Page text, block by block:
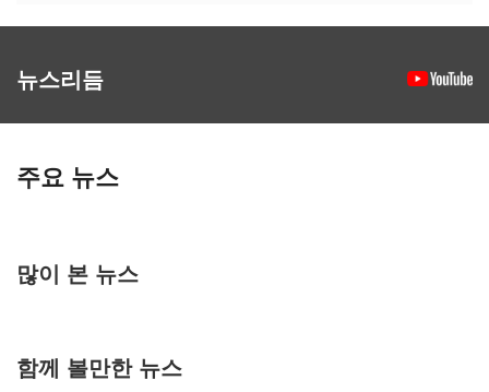
뉴스리듬
주요 뉴스
많이 본 뉴스
함께 볼만한 뉴스